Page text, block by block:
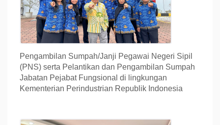
Pengambilan Sumpah/Janji Pegawai Negeri Sipil
(PNS) serta Pelantikan dan Pengambilan Sumpah
Jabatan Pejabat Fungsional di lingkungan
Kementerian Perindustrian Republik Indonesia